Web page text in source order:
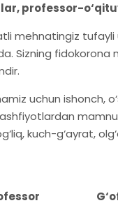
professor-
mehnatingiz tufayli
Sizning
uchun ishonch,
kuch-g‘ayrat,